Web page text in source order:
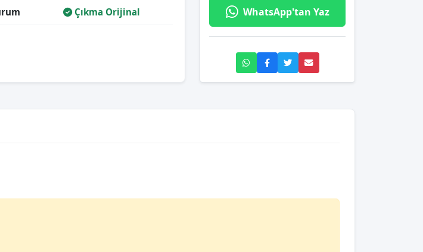
Çıkma Orijinal WhatsApp'tan Yaz